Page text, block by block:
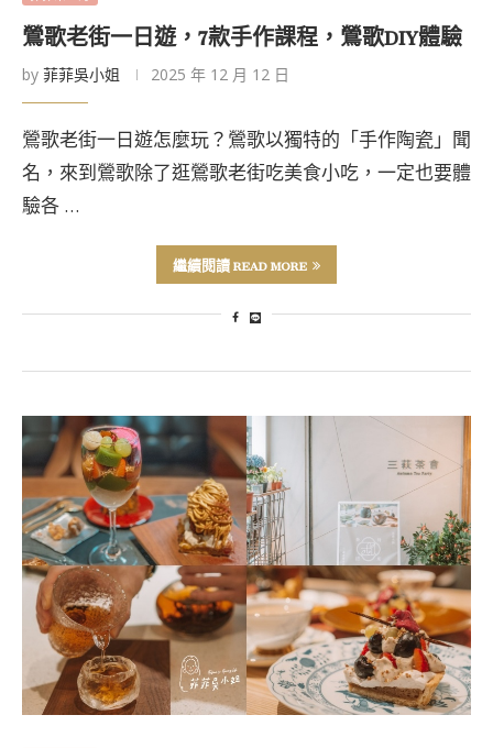
鶯歌老街一日遊，7款手作課程，鶯歌DIY體驗
by 菲菲吳小姐 2025 年 12 月 12 日
鶯歌老街一日遊怎麼玩？鶯歌以獨特的「手作陶瓷」聞
名，來到鶯歌除了逛鶯歌老街吃美食小吃，一定也要體
驗各 …
繼續閱讀 READ MORE